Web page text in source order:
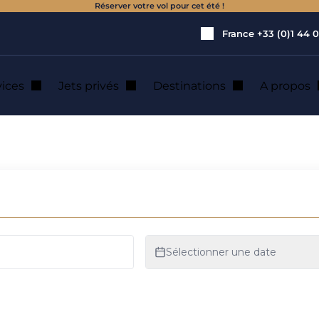
Réserver votre vol pour cet été !
France +33 (0)1 44
Jets privés Destinations A propos